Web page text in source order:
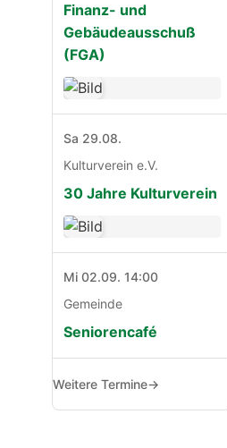
Finanz- und
Gebäudeausschuß
(FGA)
Sa 29.08.
Kulturverein e.V.
30 Jahre Kulturverein
Mi 02.09. 14:00
Gemeinde
Seniorencafé
Weitere Termine→